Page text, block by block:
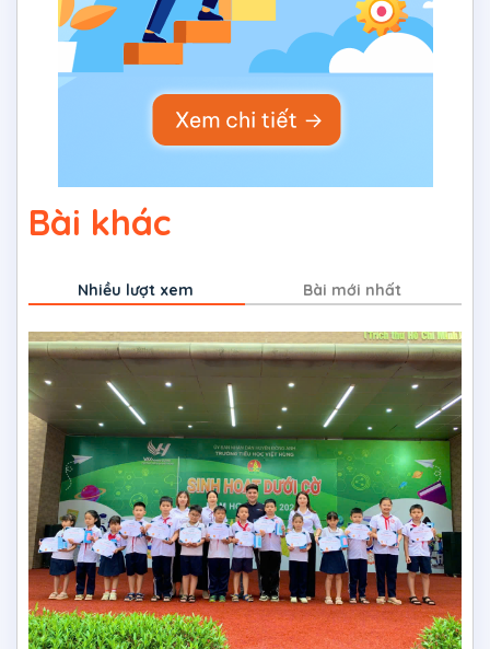
Bài khác
Nhiều lượt xem Bài mới nhất